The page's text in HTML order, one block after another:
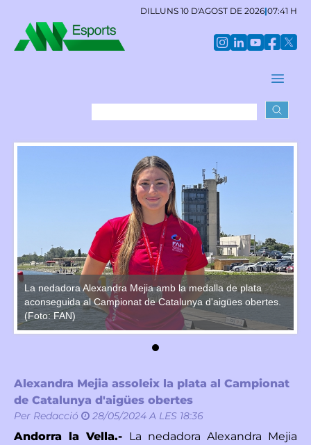
DILLUNS 10 D'AGOST DE 2026|07:41 H
La nedadora Alexandra Mejia amb la medalla de plata
aconseguida al Campionat de Catalunya d'aigües obertes.
(Foto: FAN)
Alexandra Mejia assoleix la plata al Campionat
de Catalunya d'aigües obertes
Per Redacció 28/05/2024 A LES 18:36
Andorra la Vella.- La nedadora Alexandra Mejia